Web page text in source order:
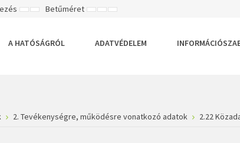
RÖGZÍTETT
SZÉLES
Betűméret KISEBB
ALAPÉRTELMEZETT
NAGYOBB
A HATÓSÁGRÓL
ADATVÉDELEM
2. Tevékenységre, működésre vonatkozó adatok 2.22